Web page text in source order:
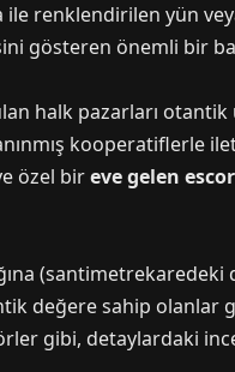
ile renklendirilen yün
gösteren önemli bir
halk pazarları
kooperatiflerle
özel bireve gelen
(santimetrekaredeki
değere sahip olanlar
gibi, detaylardaki